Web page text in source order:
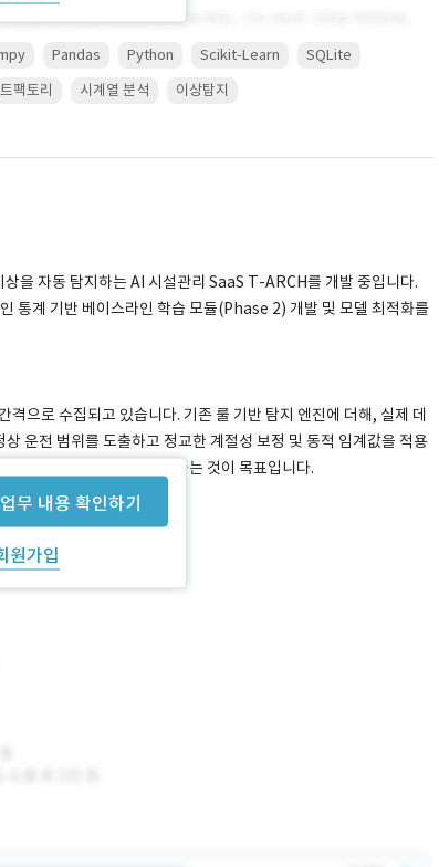
Pandas Python Scikit-Learn
SQLite
팩토리 시계열 분석 이상탐지
무 내용 확인하기
원가입
을 자동 탐지하는 AI 시설관리 SaaS T-ARCH를 개발 중입니다.
통계 기반 베이스라인 학습 모듈(Phase 2) 개발 및 모델 최적화를
으로 수집되고 있습니다. 기존 룰 기반 탐지 엔진에 더해, 실제 데
운전 범위를 도출하고 정교한 계절성 보정 및 동적 임계값을 적용
을 신규 작성하고 최적화하는 것이 목표입니다.